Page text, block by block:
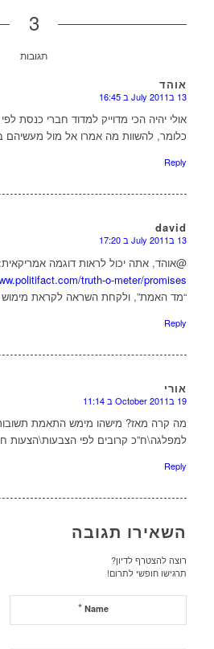
3
תגובות
אוהד
13 בJuly 2011 ב 16:45
אולי יהיה הכי מדוייק למדוד חברי כנסת
כלומר, להשוות מה אמרו אל מול מעשיהם
Reply
david
13 בJuly 2011 ב 17:20
@אוהד, אתה יכול לראות דוגמה אמריקאית:
truth-o-meter/promises/
“מד האמת”, ולקחת השראה לקראת
Reply
אורי
19 בOctober 2011 ב 11:14
מה קרה מאז? מישהו מימש התאמת
למפלגה\ח”כ קרובים לפי הצבעות\הצעות
Reply
השאירו תגובה
רוצה להצטרף לדיון?
תרגישו חופשי לתרום!
Name
*